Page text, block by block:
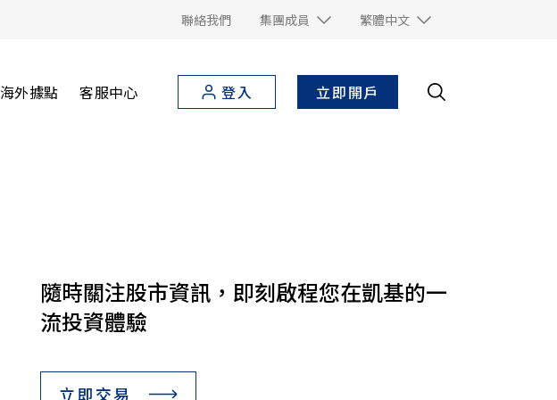
聯絡我們 集團成員 繁體中文
海外據點 客服中心 登入 立即開戶
隨時關注股市資訊，即刻啟程您在凱基的一
流投資體驗
立即交易